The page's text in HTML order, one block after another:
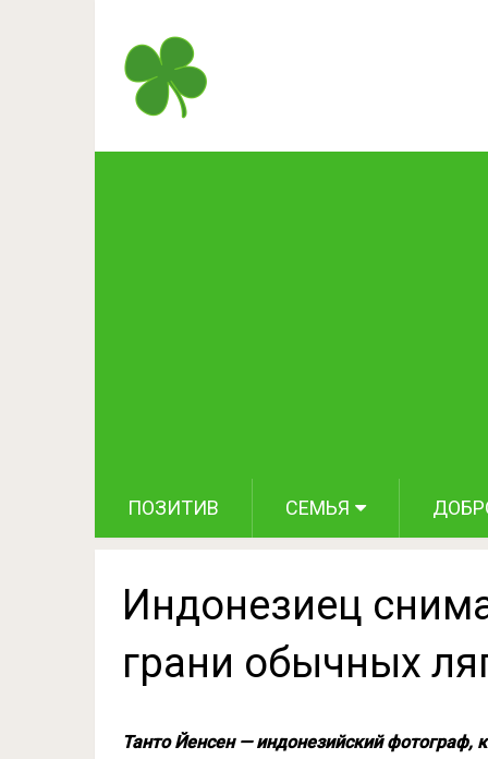
ПОЗИТИВ СЕМЬЯ
Индонезиец
грани обычных
Танто Йенсен — индонезийский фотограф,